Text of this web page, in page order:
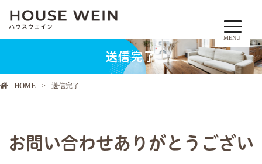
MENU
送信完了
HOME 送信完了
お問い合わせありがとうござい